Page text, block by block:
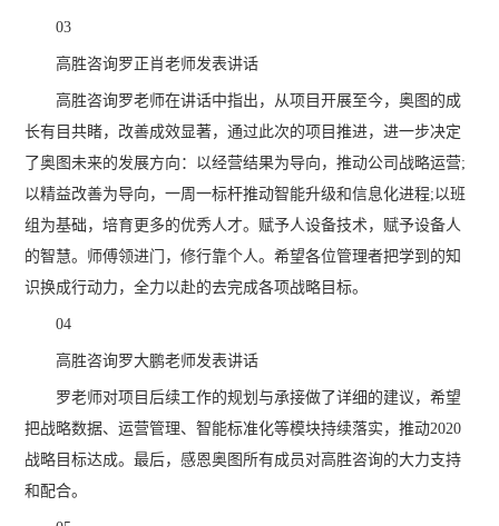
03
高胜咨询罗正肖老师发表讲话
高胜咨询罗老师在讲话中指出，从项目开展至今，奥图的成
长有目共睹，改善成效显著，通过此次的项目推进，进一步决定
了奥图未来的发展方向：以经营结果为导向，推动公司战略运营;
以精益改善为导向，一周一标杆推动智能升级和信息化进程;以班
组为基础，培育更多的优秀人才。赋予人设备技术，赋予设备人
的智慧。师傅领进门，修行靠个人。希望各位管理者把学到的知
识换成行动力，全力以赴的去完成各项战略目标。
04
高胜咨询罗大鹏老师发表讲话
罗老师对项目后续工作的规划与承接做了详细的建议，希望
把战略数据、运营管理、智能标准化等模块持续落实，推动2020
战略目标达成。最后，感恩奥图所有成员对高胜咨询的大力支持
和配合。